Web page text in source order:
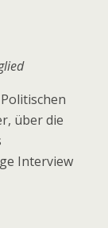
über die
Interview